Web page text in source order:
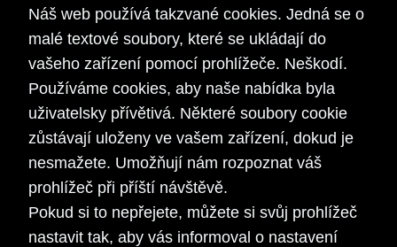
Náš web používá takzvané cookies. Jedná se o
malé textové soubory, které se ukládají do
vašeho zařízení pomocí prohlížeče. Neškodí.
Používáme cookies, aby naše nabídka byla
uživatelsky přívětivá. Některé soubory cookie
zůstávají uloženy ve vašem zařízení, dokud je
nesmažete. Umožňují nám rozpoznat váš
prohlížeč při příští návštěvě.
Pokud si to nepřejete, můžete si svůj prohlížeč
nastavit tak, aby vás informoval o nastavení